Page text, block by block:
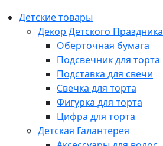
Детские товары
Декор Детского Праздника
Оберточная бумага
Подсвечник для торта
Подставка для свечи
Свечка для торта
Фигурка для торта
Цифра для торта
Детская Галантерея